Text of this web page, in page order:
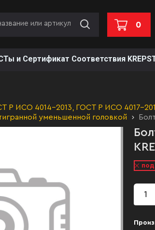
0
и Сертификат Соответствия
Р ИСО 4014-2013, ГОСТ Р ИСО 4017-
уменьшенной головкой
под